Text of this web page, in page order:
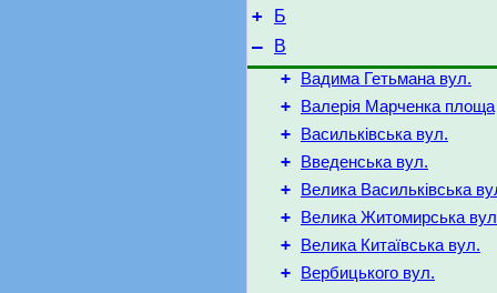
+ Б
–
В
+
Вадима Гетьмана вул.
+ Валерія Марченка площа
+ Васильківська вул.
+ Введенська вул.
+ Велика Васильківська
+ Велика Житомирська
+ Велика Китаївська вул.
+ Вербицького вул.